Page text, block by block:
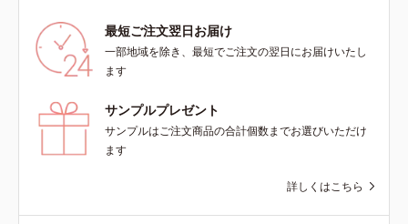
最短ご注文翌日お届け
一部地域を除き、最短でご注文の翌日にお届けいたし
ます
サンプルプレゼント
サンプルはご注文商品の合計個数までお選びいただけ
ます
詳しくはこちら